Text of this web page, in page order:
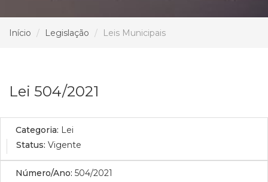
Início Legislação Leis Municipais
Lei 504/2021
Categoria: Lei
Status: Vigente
Número/Ano: 504/2021